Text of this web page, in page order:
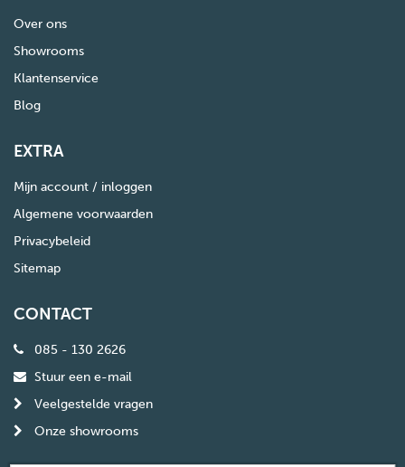
Over ons
Showrooms
Klantenservice
Blog
EXTRA
Mijn account / inloggen
Algemene voorwaarden
Privacybeleid
Sitemap
CONTACT
085 - 130 2626
Stuur een e-mail
Veelgestelde vragen
Onze showrooms